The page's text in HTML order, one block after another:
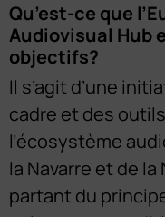
Qu’est-ce que
Audiovisual Hub
objectifs?
Il s’agit d’une
cadre et des
l’écosystème
la Navarre et de
partant du